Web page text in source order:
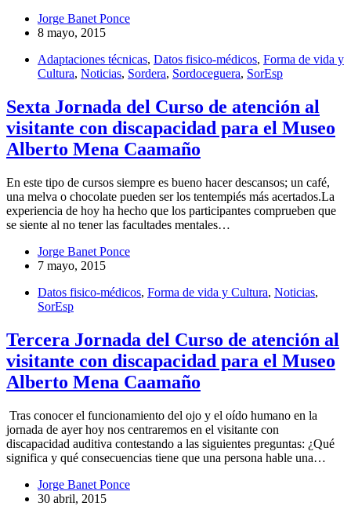
Jorge Banet Ponce
8 mayo, 2015
Adaptaciones técnicas, Datos fisico-médicos, Forma de vida y
Cultura, Noticias, Sordera, Sordoceguera, SorEsp
Sexta Jornada del Curso de atención al
visitante con discapacidad para el Museo
Alberto Mena Caamaño
En este tipo de cursos siempre es bueno hacer descansos; un café,
una melva o chocolate pueden ser los tentempiés más acertados.La
experiencia de hoy ha hecho que los participantes comprueben que
se siente al no tener las facultades mentales…
Jorge Banet Ponce
7 mayo, 2015
Datos fisico-médicos, Forma de vida y Cultura, Noticias,
SorEsp
Tercera Jornada del Curso de atención al
visitante con discapacidad para el Museo
Alberto Mena Caamaño
Tras conocer el funcionamiento del ojo y el oído humano en la
jornada de ayer hoy nos centraremos en el visitante con
discapacidad auditiva contestando a las siguientes preguntas: ¿Qué
significa y qué consecuencias tiene que una persona hable una…
Jorge Banet Ponce
30 abril, 2015